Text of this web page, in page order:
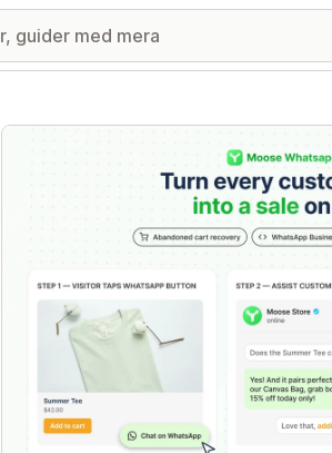
Galleri med utvalda bilder